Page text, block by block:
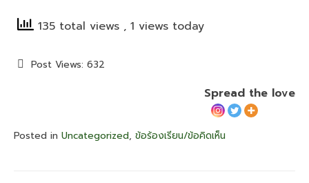
135 total views , 1 views today
Post Views: 632
Spread the love
Posted in Uncategorized, ข้อร้องเรียน/ข้อคิดเห็น